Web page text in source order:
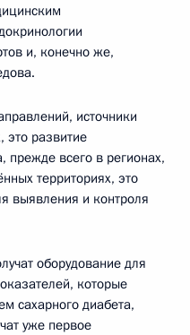
и, конечно же,
источники
развитие
прежде всего в регионах,
территориях, это
выявления и контроля
оборудование для
которые
сахарного диабета,
уже первое